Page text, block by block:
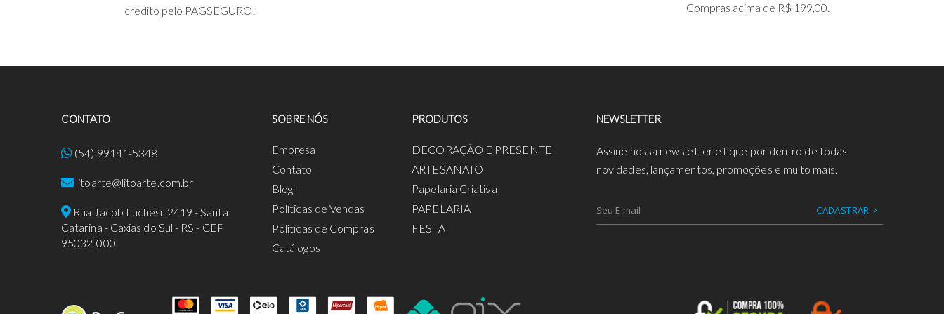
crédito pelo PAGSEGURO!
Compras acima de R$ 199,00.
CONTATO
(54) 99141-5348
litoarte@litoarte.com.br
Rua Jacob Luchesi, 2419 - Santa
Catarina - Caxias do Sul - RS - CEP
95032-000
SOBRE NÓS
Empresa
Contato
Blog
Políticas de Vendas
Políticas de Compras
Catálogos
PRODUTOS
DECORAÇÃO E PRESENTE
ARTESANATO
Papelaria Criativa
PAPELARIA
FESTA
NEWSLETTER
Assine nossa newsletter e fique por dentro de todas
novidades, lançamentos, promoções e muito mais.
CADASTRAR